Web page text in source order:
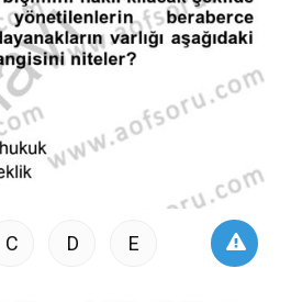
C D E